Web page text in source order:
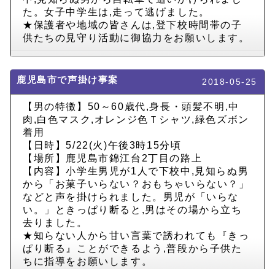
た。女子中学生は,走って逃げました。
★保護者や地域の皆さんは,登下校時間帯の子
供たちの見守り活動に御協力をお願いします。
鹿児島市で声掛け事案 2018-05-25
【男の特徴】50～60歳代,身長・頭髪不明,中
肉,白色マスク,オレンジ色Ｔシャツ,緑色ズボン
着用
【日時】5/22(火)午後3時15分頃
【場所】鹿児島市錦江台2丁目の路上
【内容】小学生男児が1人で下校中,見知らぬ男
から「お菓子いらない？おもちゃいらない？」
などと声を掛けられました。男児が「いらな
い。」ときっぱり断ると,男はその場から立ち
去りました。
★知らない人から甘い言葉で誘われても『きっ
ぱり断る』ことができるよう,普段から子供た
ちに指導をお願いします。